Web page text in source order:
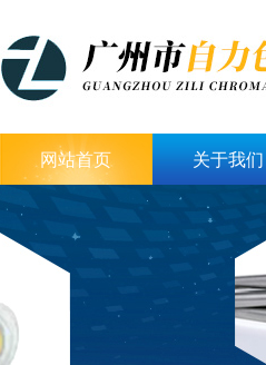
网站首页 关于我们